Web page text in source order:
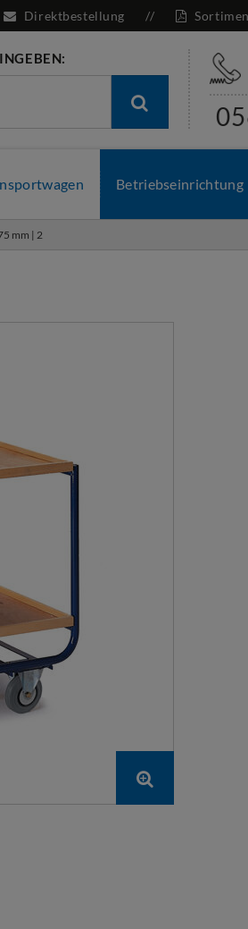
Direktbestellung
Betriebseinrichtung
mm | 2